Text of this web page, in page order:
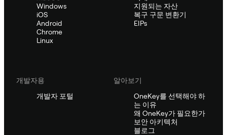
Windows
iOS
Android
Chrome
Linux
지원되는 자산
복구 구문 변환기
EIPs
개발자용
개발자 포털
알아보기
OneKey를 선택해야 하
는 이유
왜 OneKey가 필요한가
보안 아키텍처
블로그